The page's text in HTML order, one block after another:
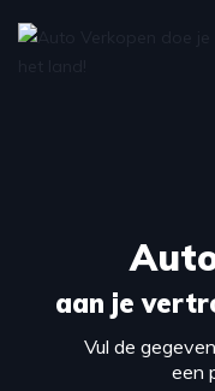
aan je
Vul de
een